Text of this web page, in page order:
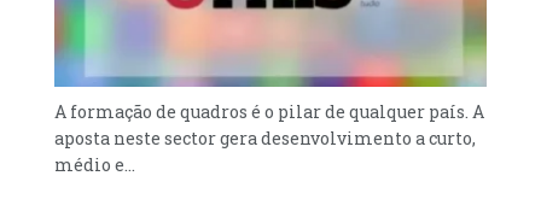
revela algo desconfortável para o mundo
lusófono: Portugal e Brasil continuam a
pensar-se como centros, quando já são, na
melhor das hipóteses, pontes. E pontes só
A formação de quadros é o pilar de qualquer país. A
aposta neste sector gera desenvolvimento a curto,
médio e...